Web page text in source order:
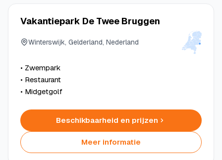
Vakantiepark De Twee Bruggen
Winterswijk, Gelderland, Nederland
• Zwempark
• Restaurant
• Midgetgolf
Beschikbaarheid en prijzen
Meer informatie